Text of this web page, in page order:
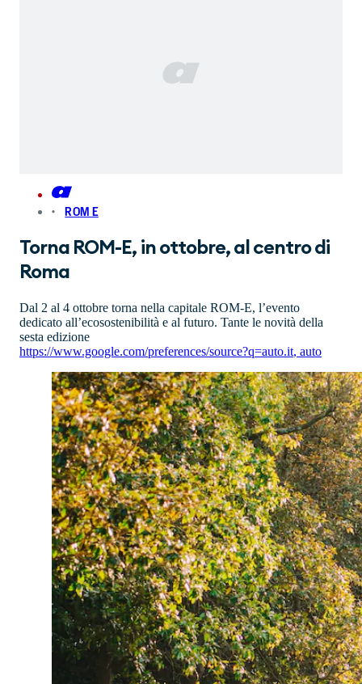
ROM E
Torna ROM-E, in ottobre, al centro di
Roma
Dal 2 al 4 ottobre torna nella capitale ROM-E, l’evento
dedicato all’ecosostenibilità e al futuro. Tante le novità della
sesta edizione
https://www.google.com/preferences/source?q=auto.it, auto